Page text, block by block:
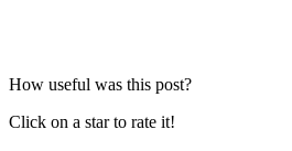
How useful was this post?
Click on a star to rate it!